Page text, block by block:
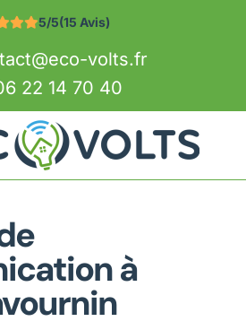
5/5(15 Avis)
volts.fr
22 14 70 40
à